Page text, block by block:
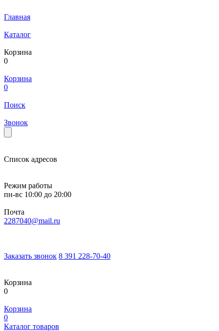
Главная
Каталог
Корзина
0
Корзина
0
Поиск
Звонок
Список адресов
Режим работы
пн-вс 10:00 до 20:00
Почта
2287040@mail.ru
Заказать звонок 8 391 228-70-40
Корзина
0
Корзина
0
Каталог товаров